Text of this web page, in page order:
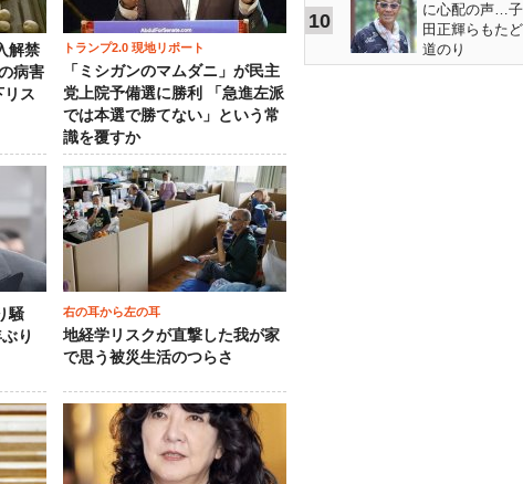
解禁
病害
リス
トランプ2.0 現地リポート
「ミシガンのマムダニ」が民主
党上院予備選に勝利 「急進左派
では本選で勝てない」という常
識を覆すか
騒
り
右の耳から左の耳
地経学リスクが直撃した我が家
で思う被災生活のつらさ
10
に心配の声…
田正輝らもた
道のり